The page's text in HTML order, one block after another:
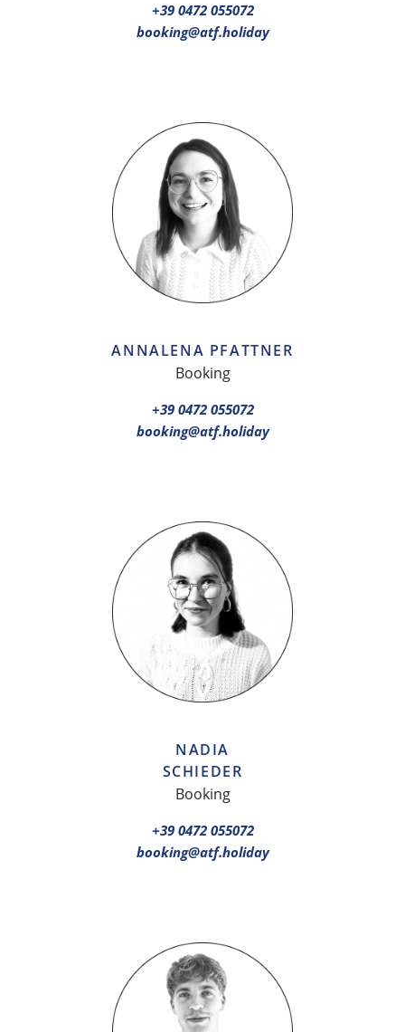
+39 0472 055072
booking@atf.holiday
ANNALENA PFATTNER
Booking
+39 0472 055072
booking@atf.holiday
NADIA
SCHIEDER
Booking
+39 0472 055072
booking@atf.holiday